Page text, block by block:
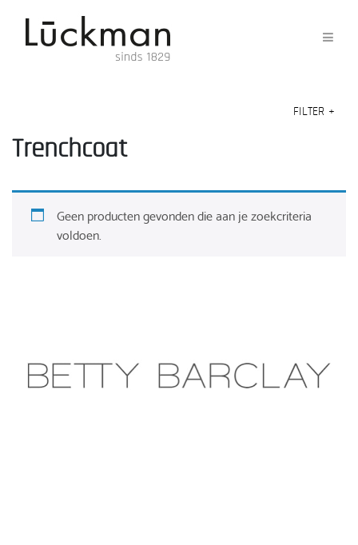
FILTER +
Trenchcoat
Geen producten gevonden die aan je zoekcriteria
voldoen.